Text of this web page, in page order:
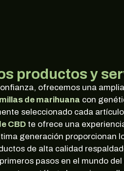
productos y
ofrecemos una
de marihuana con
seleccionado cada
CBDte ofrece una
generación proporcionan
de alta calidad
pasos en el mundo